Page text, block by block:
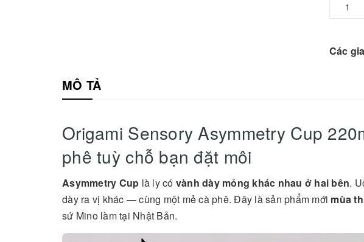
Các
MÔ TẢ
Origami Sensory Asymmetry Cup
phê tuỳ chỗ bạn đặt môi
Asymmetry Cup là ly có vành dày mỏng khác nhau ở hai bên.
dày ra vị khác — cùng một mẻ cà phê. Đây là sản phẩm mới mùa
sứ Mino làm tại Nhật Bản.